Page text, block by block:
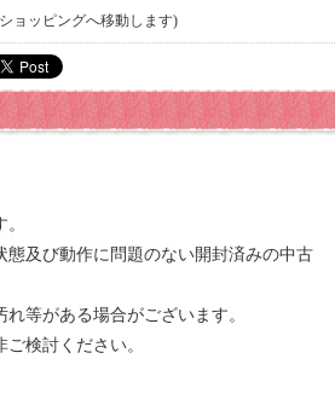
ョッピングへ移動します)
態及び動作に問題のない開封済みの中古
れ等がある場合がございます。
ご検討ください。